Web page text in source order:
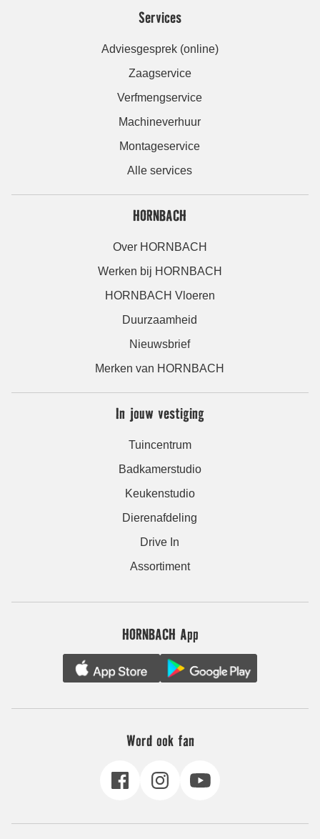
Services
Adviesgesprek (online)
Zaagservice
Verfmengservice
Machineverhuur
Montageservice
Alle services
HORNBACH
Over HORNBACH
Werken bij HORNBACH
HORNBACH Vloeren
Duurzaamheid
Nieuwsbrief
Merken van HORNBACH
In jouw vestiging
Tuincentrum
Badkamerstudio
Keukenstudio
Dierenafdeling
Drive In
Assortiment
HORNBACH App
Word ook fan